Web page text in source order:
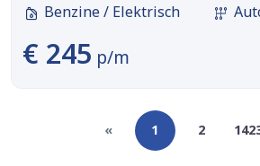
Benzine / Elektrisch
€ 245 p/m
« 1 2